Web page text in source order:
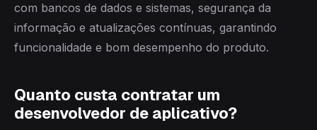
com bancos de dados e sistemas, segurança da
informação e atualizações contínuas, garantindo
funcionalidade e bom desempenho do produto.
Quanto custa contratar um
desenvolvedor de aplicativo?